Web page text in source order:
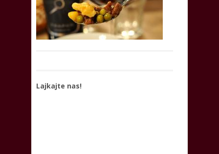
Lajkajte nas!